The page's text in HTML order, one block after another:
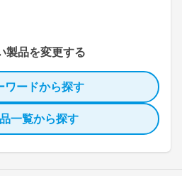
製品を変更する
ワードから探す
一覧から探す